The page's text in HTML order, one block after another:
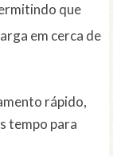
que
em cerca de
rápido,
tempo para